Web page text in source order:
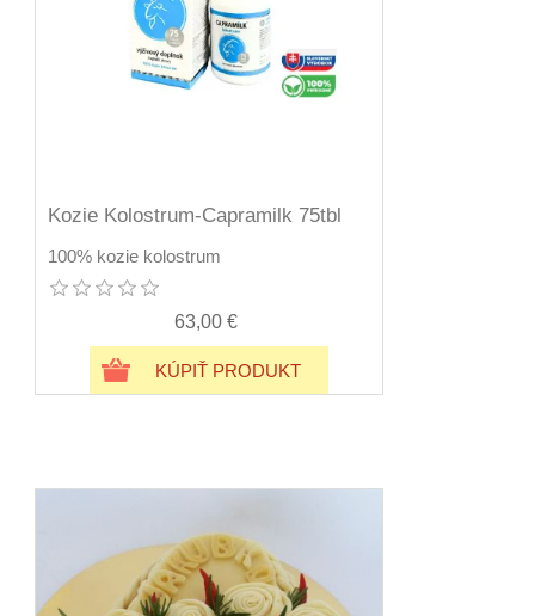
Kozie Kolostrum-Capramilk 75tbl
100% kozie kolostrum
63,00 €
KÚPIŤ PRODUKT